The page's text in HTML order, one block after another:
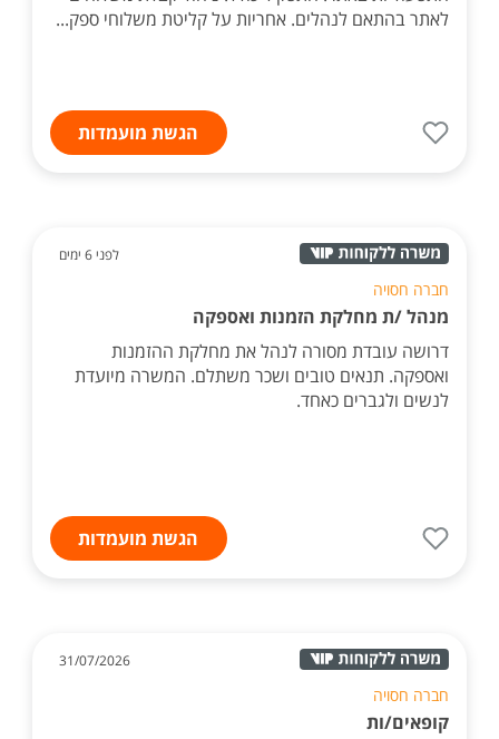
לאתר בהתאם לנהלים. אחריות על קליטת משלוחי ספק...
הגשת מועמדות
לפני 6 ימים
חברה חסויה
מנהל /ת מחלקת הזמנות ואספקה
דרושה עובדת מסורה לנהל את מחלקת ההזמנות
ואספקה. תנאים טובים ושכר משתלם. המשרה מיועדת
לנשים ולגברים כאחד.
הגשת מועמדות
31/07/2026
חברה חסויה
קופאים/ות